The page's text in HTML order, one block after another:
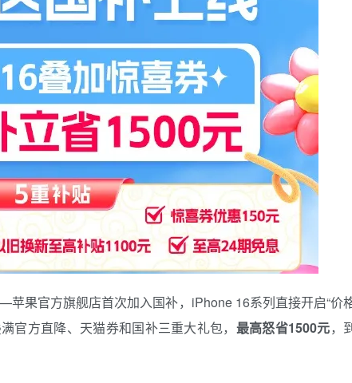
果官方旗舰店首次加入国补，iPhone 16系列直接开启“价
官方直降、天猫券和国补三重大礼包， 最高怒省1500元，